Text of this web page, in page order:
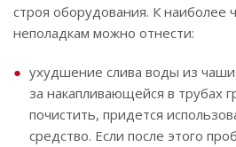
строя оборудования. К наиболее
неполадкам можно отнести:
ухудшение слива воды из
за накапливающейся в трубах
почистить, придется
средство. Если после этого